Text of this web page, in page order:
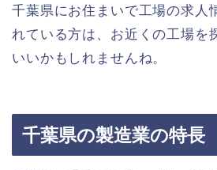
千葉県にお住まいで工場の求人
れている方は、お近くの工場を
いいかもしれませんね。
千葉県の製造業の特長